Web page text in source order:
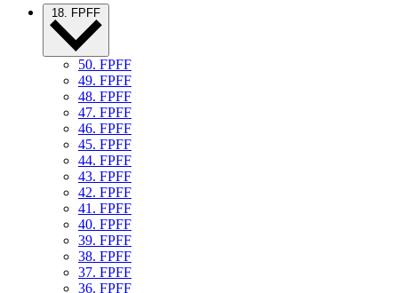
18. FPFF
50. FPFF
49. FPFF
48. FPFF
47. FPFF
46. FPFF
45. FPFF
44. FPFF
43. FPFF
42. FPFF
41. FPFF
40. FPFF
39. FPFF
38. FPFF
37. FPFF
36. FPFF